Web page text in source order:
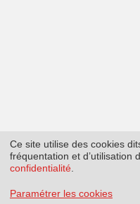
Ce site utilise des cookies
fréquentation et d’utilisation
confidentialité
Paramétrer les cookies